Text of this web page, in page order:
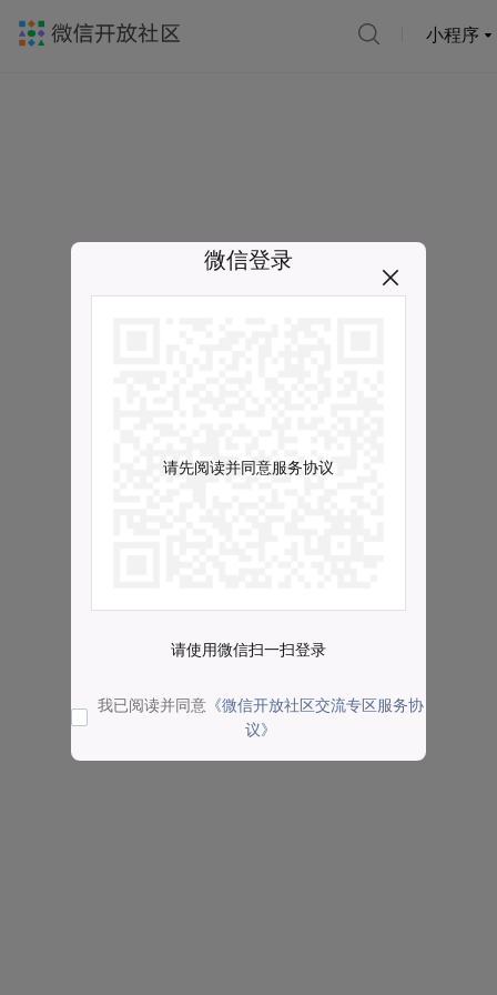
小程序
微信登录
请先阅读并同意服务协议
请使用微信扫一扫登录
我已阅读并同意 《微信开放社区交流专区服务协
议》